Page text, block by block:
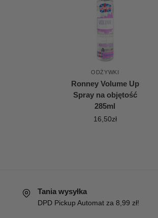
ODŻYWKI
Ronney Volume Up
Spray na objętość
285ml
16,50zł
Tania wysyłka
DPD Pickup Automat za 8,99 zł!